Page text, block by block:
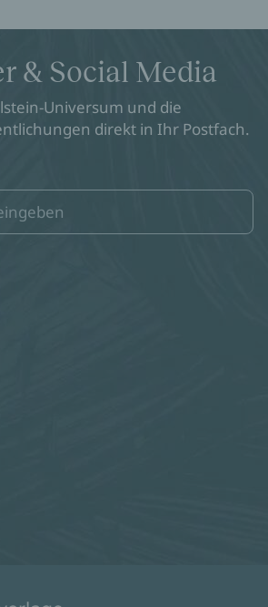
& Social Media
Universum und die
direkt in Ihr Postfach.